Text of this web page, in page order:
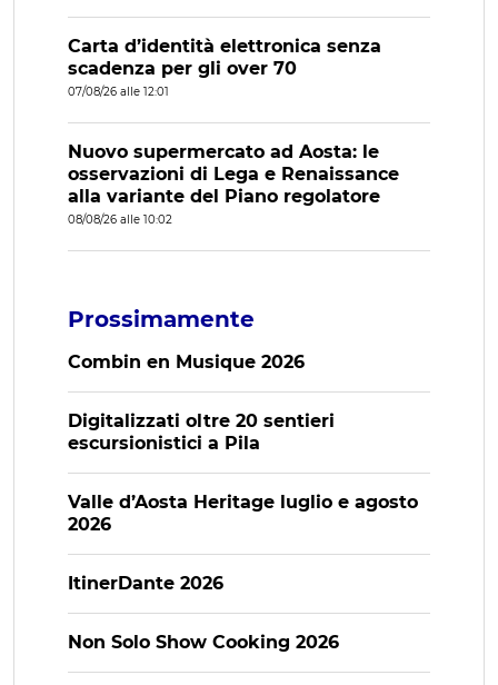
Carta d’identità elettronica senza
scadenza per gli over 70
07/08/26 alle 12:01
Nuovo supermercato ad Aosta: le
osservazioni di Lega e Renaissance
alla variante del Piano regolatore
08/08/26 alle 10:02
Prossimamente
Combin en Musique 2026
Digitalizzati oltre 20 sentieri
escursionistici a Pila
Valle d’Aosta Heritage luglio e agosto
2026
ItinerDante 2026
Non Solo Show Cooking 2026